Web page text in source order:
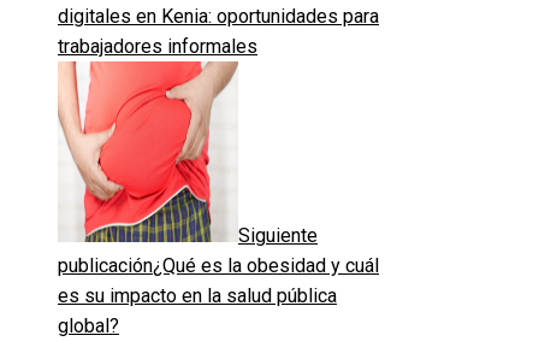
digitales en Kenia: oportunidades para
trabajadores informales
Siguiente
publicación¿Qué es la obesidad y cuál
es su impacto en la salud pública
global?